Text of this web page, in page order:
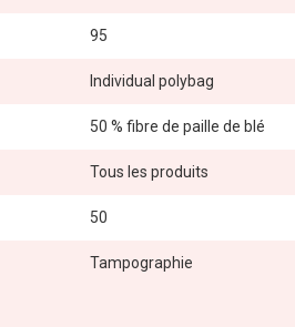
95
Individual polybag
50 % fibre de paille de blé
Tous les produits
50
Tampographie